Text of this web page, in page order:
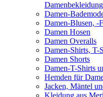
Damenbekleidung
Damen-
Damen-Blusen, -
Damen Hosen
Damen Overalls
Damen-Shirts, T-
Damen Shorts
Damen-T-Shirts
Hemden für
Jacken, Mäntel
Kleidung aus